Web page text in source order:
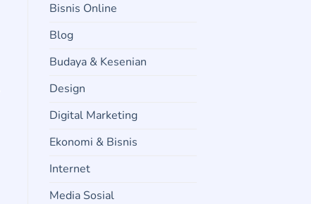
Bisnis Online
Blog
Budaya & Kesenian
Design
Digital Marketing
Ekonomi & Bisnis
Internet
Media Sosial